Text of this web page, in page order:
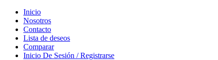
Inicio
Nosotros
Contacto
Lista de deseos
Comparar
Inicio De Sesión / Registrarse